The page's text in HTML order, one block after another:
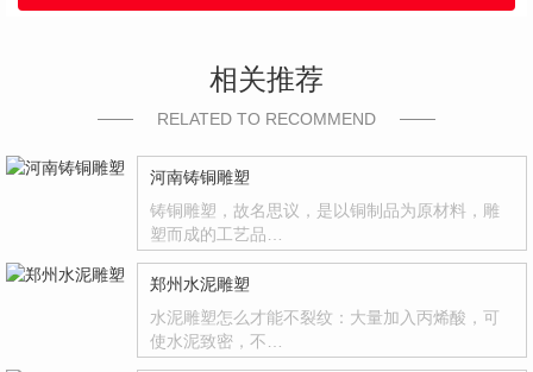
相关推荐
RELATED TO RECOMMEND
河南铸铜雕塑
铸铜雕塑，故名思议，是以铜制品为原材料，雕
塑而成的工艺品…
郑州水泥雕塑
水泥雕塑怎么才能不裂纹：大量加入丙烯酸，可
使水泥致密，不…